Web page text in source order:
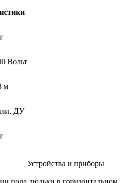
Вольт
м
ДУ
Устройства и приборы
пола люльки в горизонтальном